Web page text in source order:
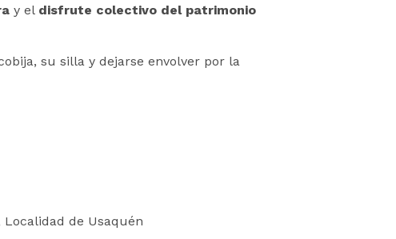
y el disfrute colectivo del patrimonio
su silla y dejarse envolver por la
de Usaquén